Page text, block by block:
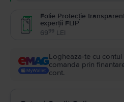
Folie Protecție
experții FLIP
6999 LEI
Logheaza-te cu
comanda prin
cont.